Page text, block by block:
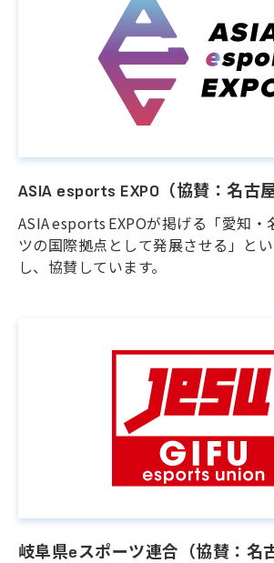
ASIA esports EXPO（協賛：名古
ASIA esports EXPOが掲げる「愛知・
ツの国際拠点として発展させる」と
し、協賛しています。
岐阜県eスポーツ連合（協賛：名